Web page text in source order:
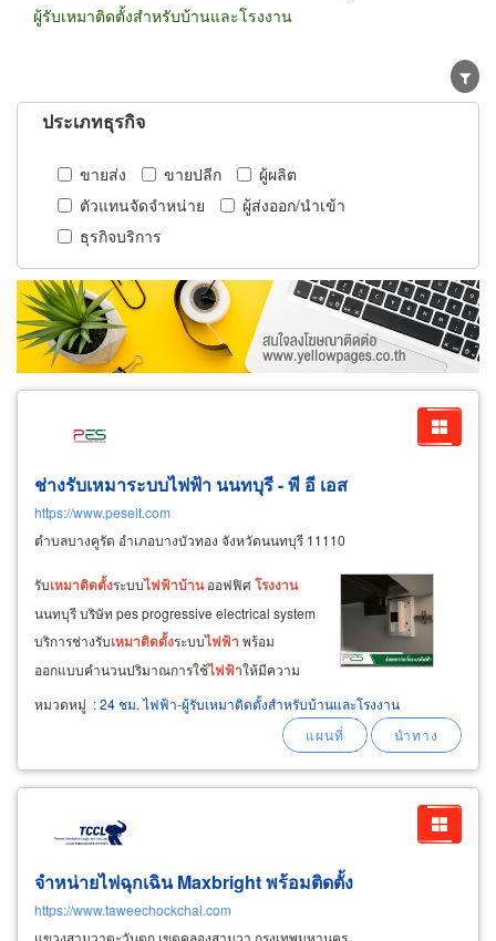
ผู้รับเหมาติดตั้งสำหรับบ้านและโรงงาน
ประเภทธุรกิจ
ขายส่ง ขายปลีก
ผู้ผลิต
ตัวแทนจัดจำหน่าย
ผู้ส่งออก/นำเข้า
ธุรกิจบริการ
ช่างรับเหมาระบบไฟฟ้า นนทบุรี - พี อี เอส
https://www.peselt.com
ตำบลบางคูรัด อำเภอบางบัวทอง จังหวัดนนทบุรี 11110
รับเหมาติดตั้งระบบไฟฟ้าบ้านออฟฟิศโรงงาน
นนทบุรี บริษัท pes progressive electrical system
บริการช่างรับเหมาติดตั้งระบบไฟฟ้า พร้อม
ออกแบบคำนวนปริมาณการใช้ไฟฟ้าให้มีความ
เหมาะสมเพียงพอต่อการใช้งานที่แตกต่างกันได้
สำหรับ
ทาวน์เฮ้าส์ ทาวน์โฮม
หมวดหมู่ :24 ชม. ไฟฟ้า-ผู้รับเหมาติดตั้งสำหรับบ้านและโรงงาน
จำหน่ายไฟฉุกเฉิน Maxbright พร้อมติดตั้ง
https://www.taweechockchai.com
แขวงสามวาตะวันตก เขตคลองสามวา กรุงเทพมหานคร